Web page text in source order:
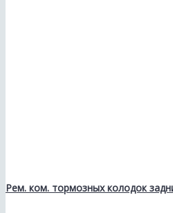
Рем. ком. тормозных колодок